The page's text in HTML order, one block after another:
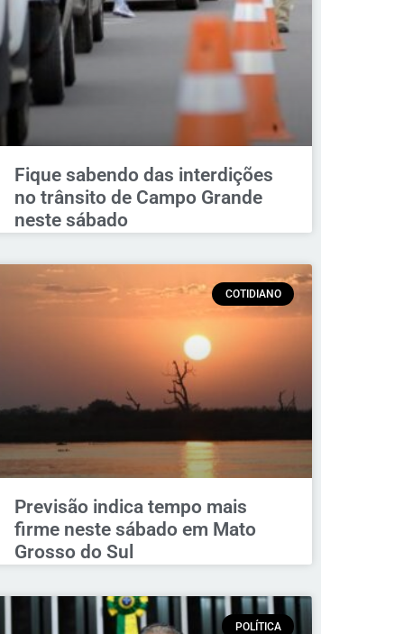
Fique sabendo das interdições
no trânsito de Campo Grande
neste sábado
COTIDIANO
Previsão indica tempo mais
firme neste sábado em Mato
Grosso do Sul
POLÍTICA